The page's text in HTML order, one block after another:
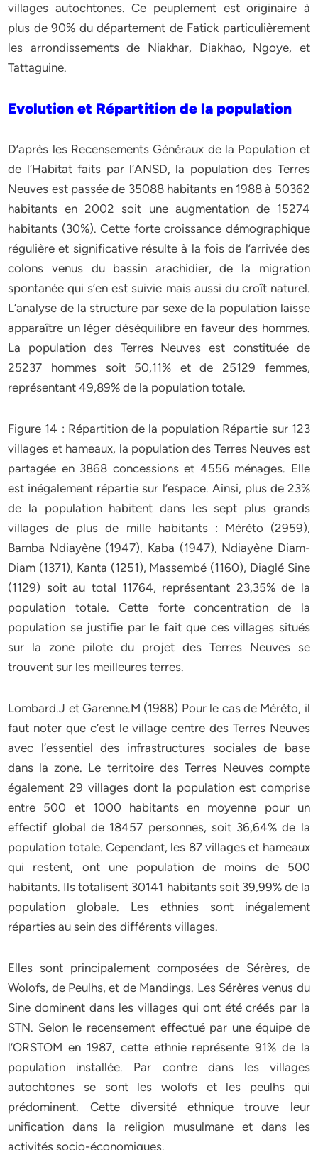
villages autochtones. Ce peuplement est originaire à
plus de 90% du département de Fatick particulièrement
les arrondissements de Niakhar, Diakhao, Ngoye, et
Tattaguine.
Evolution et Répartition de la population
D’après les Recensements Généraux de la Population et
de l’Habitat faits par l’ANSD, la population des Terres
Neuves est passée de 35088 habitants en 1988 à 50362
habitants en 2002 soit une augmentation de 15274
habitants (30%). Cette forte croissance démographique
régulière et significative résulte à la fois de l’arrivée des
colons venus du bassin arachidier, de la migration
spontanée qui s’en est suivie mais aussi du croît naturel.
L’analyse de la structure par sexe de la population laisse
apparaître un léger déséquilibre en faveur des hommes.
La population des Terres Neuves est constituée de
25237 hommes soit 50,11% et de 25129 femmes,
représentant 49,89% de la population totale.
Figure 14 : Répartition de la population Répartie sur 123
villages et hameaux, la population des Terres Neuves est
partagée en 3868 concessions et 4556 ménages. Elle
est inégalement répartie sur l’espace. Ainsi, plus de 23%
de la population habitent dans les sept plus grands
villages de plus de mille habitants : Méréto (2959),
Bamba Ndiayène (1947), Kaba (1947), Ndiayène Diam-
Diam (1371), Kanta (1251), Massembé (1160), Diaglé Sine
(1129) soit au total 11764, représentant 23,35% de la
population totale. Cette forte concentration de la
population se justifie par le fait que ces villages situés
sur la zone pilote du projet des Terres Neuves se
trouvent sur les meilleures terres.
Lombard.J et Garenne.M (1988) Pour le cas de Méréto, il
faut noter que c’est le village centre des Terres Neuves
avec l’essentiel des infrastructures sociales de base
dans la zone. Le territoire des Terres Neuves compte
également 29 villages dont la population est comprise
entre 500 et 1000 habitants en moyenne pour un
effectif global de 18457 personnes, soit 36,64% de la
population totale. Cependant, les 87 villages et hameaux
qui restent, ont une population de moins de 500
habitants. Ils totalisent 30141 habitants soit 39,99% de la
population globale. Les ethnies sont inégalement
réparties au sein des différents villages.
Elles sont principalement composées de Sérères, de
Wolofs, de Peulhs, et de Mandings. Les Sérères venus du
Sine dominent dans les villages qui ont été créés par la
STN. Selon le recensement effectué par une équipe de
l’ORSTOM en 1987, cette ethnie représente 91% de la
population installée. Par contre dans les villages
autochtones se sont les wolofs et les peulhs qui
prédominent. Cette diversité ethnique trouve leur
unification dans la religion musulmane et dans les
activités socio-économiques.